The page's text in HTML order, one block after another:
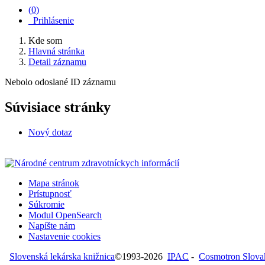
(0)
Prihlásenie
Kde som
Hlavná stránka
Detail záznamu
Nebolo odoslané ID záznamu
Súvisiace stránky
Nový dotaz
Mapa stránok
Prístupnosť
Súkromie
Modul OpenSearch
Napíšte nám
Nastavenie cookies
Slovenská lekárska knižnica©1993-2026 IPAC - Cosmotron